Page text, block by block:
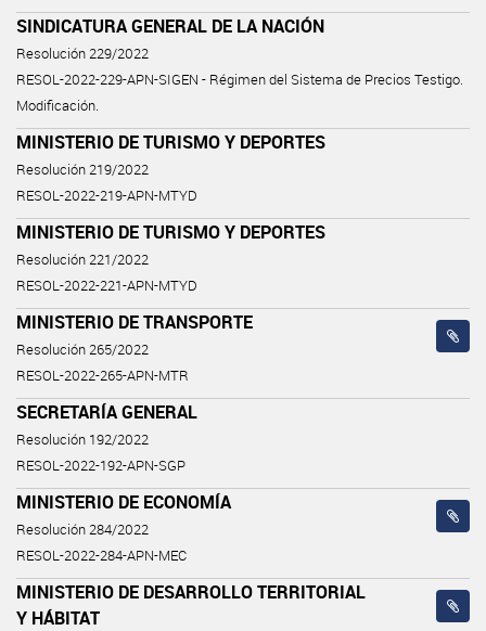
SINDICATURA GENERAL DE LA NACIÓN
Resolución 229/2022
RESOL-2022-229-APN-SIGEN - Régimen del Sistema de Precios Testigo.
Modificación.
MINISTERIO DE TURISMO Y DEPORTES
Resolución 219/2022
RESOL-2022-219-APN-MTYD
MINISTERIO DE TURISMO Y DEPORTES
Resolución 221/2022
RESOL-2022-221-APN-MTYD
MINISTERIO DE TRANSPORTE
Resolución 265/2022
RESOL-2022-265-APN-MTR
SECRETARÍA GENERAL
Resolución 192/2022
RESOL-2022-192-APN-SGP
MINISTERIO DE ECONOMÍA
Resolución 284/2022
RESOL-2022-284-APN-MEC
MINISTERIO DE DESARROLLO TERRITORIAL
Y HÁBITAT